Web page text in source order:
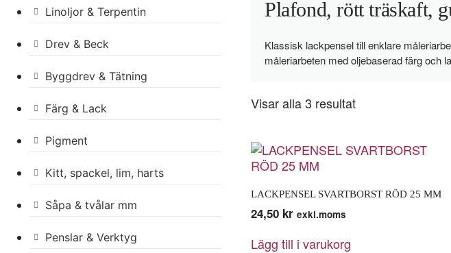
Linoljor & Terpentin
Drev & Beck
Byggdrev & Tätning
Färg & Lack
Pigment
Kitt, spackel, lim, harts
Såpa & tvålar mm
Penslar & Verktyg
Plafond, rött träskaft,
Klassisk lackpensel till enklare
måleriarbeten med oljebaserad färg och
Visar alla 3 resultat
LACKPENSEL SVARTBORST RÖD 25 MM
24,50 kr exkl.moms
Lägg till i varukorg